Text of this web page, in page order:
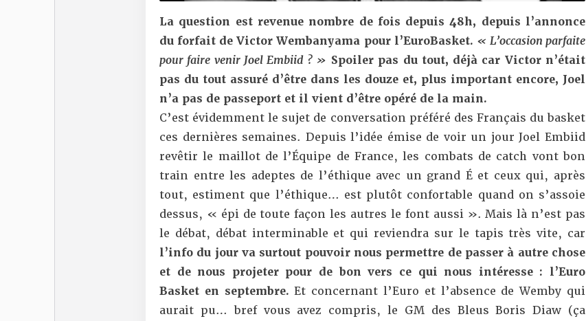
La question est revenue nombre de fois depuis 48h, depuis l’annonce
du forfait de Victor Wembanyama pour l’EuroBasket. « L’occasion parfaite
pour faire venir Joel Embiid ? » Spoiler pas du tout, déjà car Victor n’était
pas du tout assuré d’être dans les douze et, plus important encore, Joel
n’a pas de passeport et il vient d’être opéré de la main.
C’est évidemment le sujet de conversation préféré des Français du basket
ces dernières semaines. Depuis l’idée émise de voir un jour Joel Embiid
revêtir le maillot de l’Équipe de France, les combats de catch vont bon
train entre les adeptes de l’éthique avec un grand É et ceux qui, après
tout, estiment que l’éthique… est plutôt confortable quand on s’assoie
dessus, « épi de toute façon les autres le font aussi ». Mais là n’est pas
le débat, débat interminable et qui reviendra sur le tapis très vite, car
l’info du jour va surtout pouvoir nous permettre de passer à autre chose
et de nous projeter pour de bon vers ce qui nous intéresse : l’Euro
Basket en septembre. Et concernant l’Euro et l’absence de Wemby qui
aurait pu… bref vous avez compris, le GM des Bleus Boris Diaw (ça